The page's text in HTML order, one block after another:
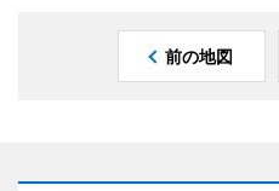
前の地図